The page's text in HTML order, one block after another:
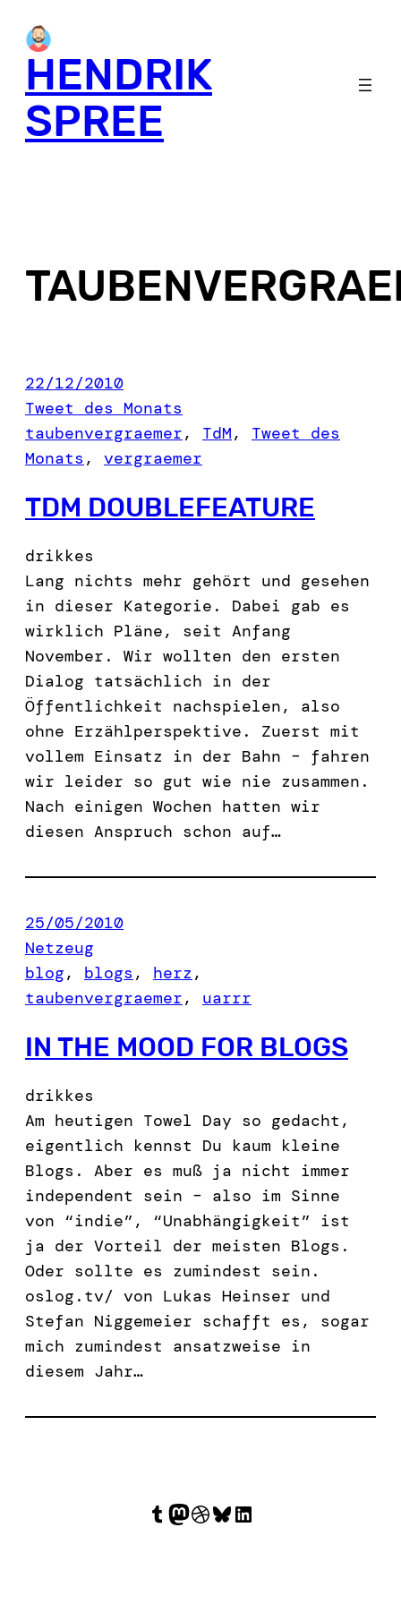
content
HENDRIK
SPREE
22/12/2010
Tweet des Monats
taubenvergraemer, TdM, Tweet des
Monats , vergraemer
TDM DOUBLEFEATURE
drikkes
Lang nichts mehr gehört und gesehen
in dieser Kategorie. Dabei gab es
wirklich Pläne, seit Anfang
November. Wir wollten den ersten
Dialog tatsächlich in der
Öffentlichkeit nachspielen, also
ohne Erzählperspektive. Zuerst mit
vollem Einsatz in der Bahn – fahren
wir leider so gut wie nie zusammen.
Nach einigen Wochen hatten wir
diesen Anspruch schon auf…
25/05/2010
Netzeug
blog, blogs , herz
taubenvergraemer, uarrr
IN THE MOOD FOR BLOGS
drikkes
Am heutigen Towel Day so gedacht,
eigentlich kennst Du kaum kleine
Blogs. Aber es muß ja nicht immer
independent sein – also im Sinne
von “indie”, “Unabhängigkeit” ist
ja der Vorteil der meisten Blogs.
Oder sollte es zumindest sein.
oslog.tv/ von Lukas Heinser und
Stefan Niggemeier schafft es, sogar
mich zumindest ansatzweise in
diesem Jahr…
Tumblr Mastodon Dribbble Bluesky LinkedIn